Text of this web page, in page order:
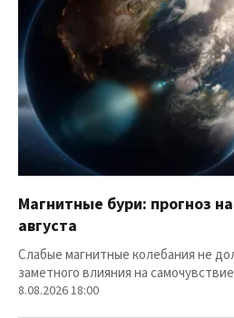
Магнитные бури: прогноз
августа
Слабые магнитные колебания не
заметного влияния на
8.08.2026 18:00